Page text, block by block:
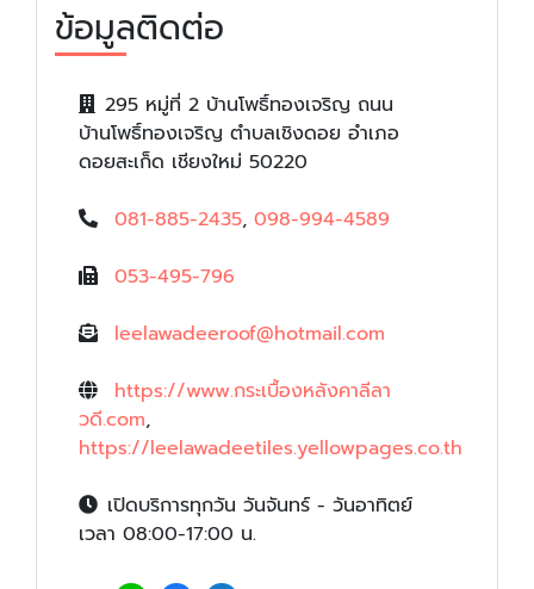
ข้อมูลติดต่อ
295 หมู่ที่ 2 บ้านโพธิ์ทองเจริญ ถนน
บ้านโพธิ์ทองเจริญ ตำบลเชิงดอย อำเภอ
ดอยสะเก็ด เชียงใหม่ 50220
081-885-2435, 098-994-4589
053-495-796
leelawadeeroof@hotmail.com
https://www.กระเบื้องหลังคาลีลา
วดี.com,
https://leelawadeetiles.yellowpages.co.th
เปิดบริการทุกวัน วันจันทร์ - วันอาทิตย์
เวลา 08:00-17:00 น.